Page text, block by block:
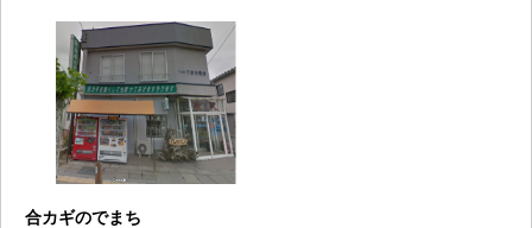
合カギのでまち